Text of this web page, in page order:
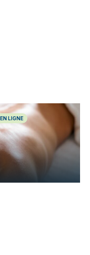
LIGNE